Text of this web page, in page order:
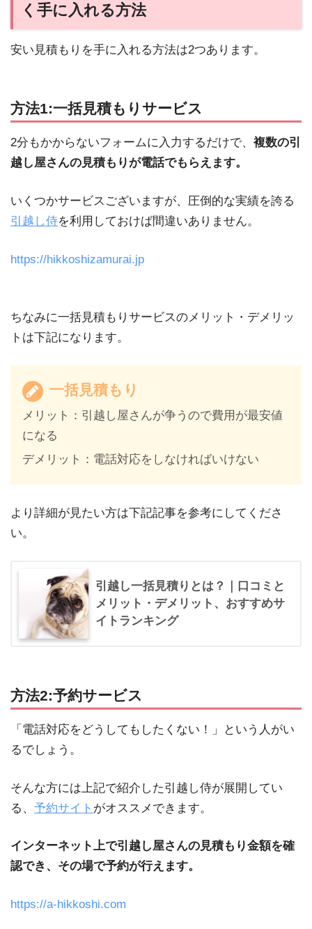
く手に入れる方法
安い見積もりを手に入れる方法は2つあります。
方法1:一括見積もりサービス
2分もかからないフォームに入力するだけで、 複数の引
越し屋さんの見積もりが電話でもらえます。
いくつかサービスございますが、圧倒的な実績を誇る
引越し侍を利用しておけば間違いありません。
https://hikkoshizamurai.jp
ちなみに一括見積もりサービスのメリット・デメリッ
トは下記になります。
一括見積もり
メリット：引越し屋さんが争うので費用が最安値
になる
デメリット：電話対応をしなければいけない
より詳細が見たい方は下記記事を参考にしてくださ
い。
引越し一括見積りとは？｜口コミと
メリット・デメリット、おすすめサ
イトランキング
方法2:予約サービス
「電話対応をどうしてもしたくない！」という人がい
るでしょう。
そんな方には上記で紹介した引越し侍が展開してい
る、 予約サイト がオススメできます。
インターネット上で引越し屋さんの見積もり金額を確
認でき、その場で予約が行えます。
https://a-hikkoshi.com